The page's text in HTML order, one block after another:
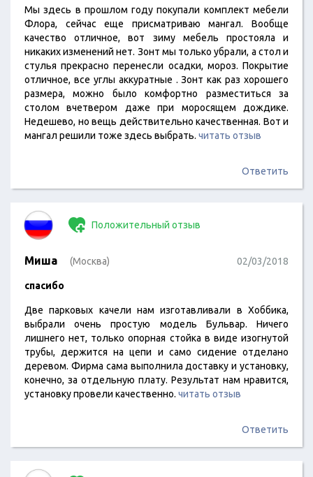
Мы здесь в прошлом году покупали комплект мебели
Флора, сейчас еще присматриваю мангал. Вообще
качество отличное, вот зиму мебель простояла и
никаких изменений нет. Зонт мы только убрали, а стол и
стулья прекрасно перенесли осадки, мороз. Покрытие
отличное, все углы аккуратные . Зонт как раз хорошего
размера, можно было комфортно разместиться за
столом вчетвером даже при моросящем дождике.
Недешево, но вещь действительно качественная. Вот и
мангал решили тоже здесь выбрать. читать отзыв
Ответить
Положительный отзыв
Миша (Москва) 02/03/2018
спасибо
Две парковых качели нам изготавливали в Хоббика,
выбрали очень простую модель Бульвар. Ничего
лишнего нет, только опорная стойка в виде изогнутой
трубы, держится на цепи и само сидение отделано
деревом. Фирма сама выполнила доставку и установку,
конечно, за отдельную плату. Результат нам нравится,
установку провели качественно. читать отзыв
Ответить